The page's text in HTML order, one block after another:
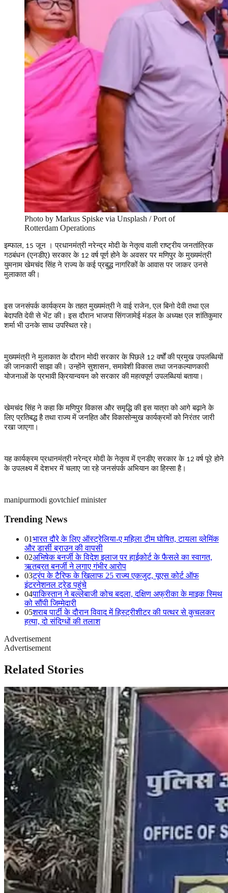
Photo by Markus Spiske via Unsplash / Port of
Rotterdam Operations
इम्फाल, 15 जून । प्रधानमंत्री नरेन्द्र मोदी के नेतृत्व वाली राष्ट्रीय जनतांत्रिक
गठबंधन (एनडीए) सरकार के 12 वर्ष पूर्ण होने के अवसर पर मणिपुर के मुख्यमंत्री
युमनाम खेमचंद सिंह ने राज्य के कई प्रबुद्ध नागरिकों के आवास पर जाकर उनसे
मुलाकात की।
इस जनसंपर्क कार्यक्रम के तहत मुख्यमंत्री ने वाई राजेन,एल बिनो देवी तथा एल
बेदापति देवी से भेंट की। इस दौरान भाजपा सिंगजामेई मंडल के अध्यक्ष एल शांतिकुमार
शर्मा भी उनके साथ उपस्थित रहे।
मुख्यमंत्री ने मुलाकात के दौरान मोदी सरकार के पिछले 12 वर्षों की प्रमुख उपलब्धियों
की जानकारी साझा की। उन्होंने सुशासन,समावेशी विकास तथा जनकल्याणकारी
योजनाओं के प्रभावी क्रियान्वयन को सरकार की महत्वपूर्ण उपलब्धियां बताया।
खेमचंद सिंह ने कहा कि मणिपुर विकास और समृद्धि की इस यात्रा को आगे बढ़ाने के
लिए प्रतिबद्ध है तथा राज्य में जनहित और विकासोन्मुख कार्यक्रमों को निरंतर जारी
रखा जाएगा।
यह कार्यक्रम प्रधानमंत्री नरेन्द्र मोदी के नेतृत्व में एनडीए सरकार के 12वर्ष पूरे होने
के उपलक्ष्य में देशभर में चलाए जा रहे जनसंपर्क अभियान का हिस्सा है।
manipurmodi govtchief minister
Trending News
01भारत दौरे के लिए ऑस्ट्रेलिया-ए महिला टीम घोषित, टायला व्लेमिंक
और डार्सी ब्राउन की वापसी
02अभिषेक बनर्जी के विदेश इलाज पर हाईकोर्ट के फैसले का स्वागत,
ऋतब्रत बनर्जी ने लगाए गंभीर आरोप
03ट्रंप के टैरिफ के खिलाफ 25 राज्य एकजुट, यूएस कोर्ट ऑफ
इंटरनेशनल ट्रेड पहुंचे
04पाकिस्तान ने बल्लेबाजी कोच बदला, दक्षिण अफ्रीका के माइक स्मिथ
को सौंपी जिम्मेदारी
05शराब पार्टी के दौरान विवाद में हिस्ट्रीशीटर की पत्थर से कुचलकर
हत्या, दो संदिग्धों की तलाश
Advertisement
Advertisement
Related Stories